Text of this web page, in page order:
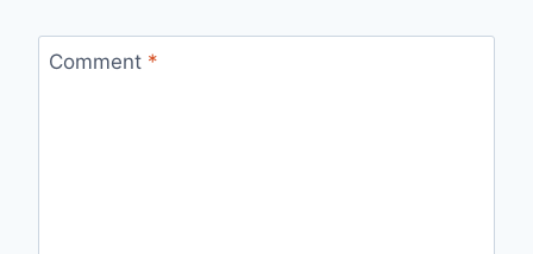
Comment *